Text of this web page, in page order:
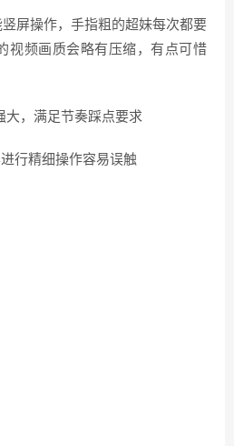
屏操作，手指粗的超妹每次都要
视频画质会略有压缩，有点可惜
大，满足节奏踩点要求
行精细操作容易误触